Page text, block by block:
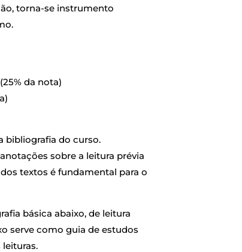
torna-se instrumento
da nota)
bibliografia do curso.
sobre a leitura prévia
textos é fundamental para o
básica abaixo, de leitura
serve como guia de estudos
leituras.